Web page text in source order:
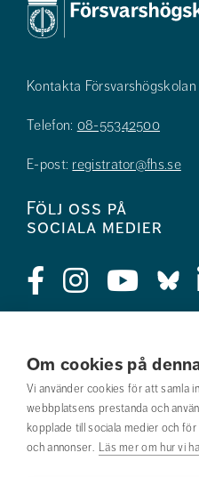
Om cookies på
Vi använder cookies för att samla
webbplatsens prestanda och
kopplade till sociala medier och för
och annonser. Läs mer om hur vi
Kontakta Försvarshögskolan
Telefon: 08-55342500
E-post: registrator@fhs.se
Följ oss på
sociala medier
Jobba hos oss
Nyhetsbrev
Om webbplatsen